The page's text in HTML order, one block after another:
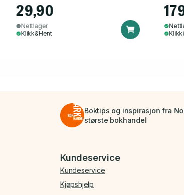
29,90
Nettlager
Klikk&Hent
Boktips og inspirasjon fra
største bokhandel
Bunnmeny
Kundeservice
Kundeservice
Kjøpshjelp